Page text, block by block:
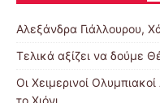
Αλεξάνδρα Γιάλλουρου,
Τελικά αξίζει να δούμε
Οι Χειμερινοί
το Χιόνι.